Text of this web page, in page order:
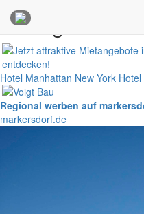
Anzeigen
Hotel Manhattan New York
Regional werben auf
markersdorf.de